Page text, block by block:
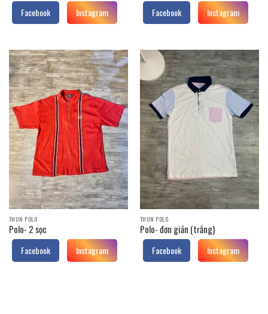
Facebook Instagram Facebook Instagram
THUN POLO
Polo- 2 sọc
Facebook Instagram
THUN POLO
Polo- đơn giản (trắng)
Facebook Instagram